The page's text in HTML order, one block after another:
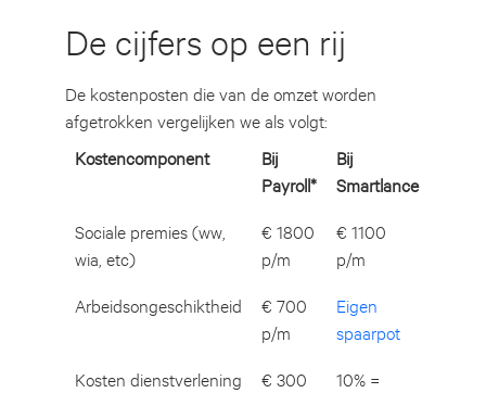
De cijfers op een rij
De kostenposten die van de omzet worden
afgetrokken vergelijken we als volgt:
Kostencomponent
Bij
Payroll*
Bij
Smartlance
Sociale premies (ww,
wia, etc)
€ 1800
p/m
€ 1100
p/m
Arbeidsongeschiktheid
€ 700
p/m
Eigen
spaarpot
Kosten dienstverlening
€ 300
10% =